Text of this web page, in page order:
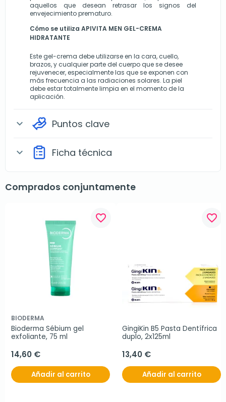
aquellos que desean retrasar los signos del
envejecimiento prematuro.
Cómo se utiliza APIVITA MEN GEL-CREMA
HIDRATANTE
Este gel-crema debe utilizarse en la cara, cuello,
brazos, y cualquier parte del cuerpo que se desee
rejuvenecer, especialmente las que se exponen con
más frecuencia a las radiaciones solares. La piel
debe estar totalmente limpia en el momento de la
aplicación.
expand_more Puntos clave
expand_more Ficha técnica
Comprados conjuntamente
favorite_border
BIODERMA
Bioderma Sébium gel
exfoliante, 75 ml
14,60 €
Añadir al carrito
favorite_border
GingiKin B5 Pasta Dentífrica
duplo, 2x125ml
13,40 €
Añadir al carrito